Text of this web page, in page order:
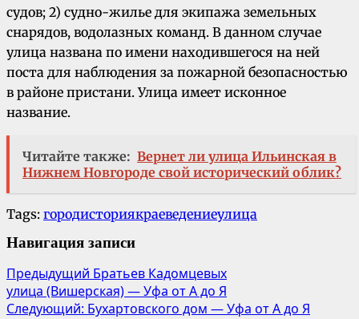
судов; 2) судно-жилье для экипажа земельных
снарядов, водолазных команд. В данном случае
улица названа по имени находившегося на ней
поста для наблюдения за пожарной безопасностью
в районе пристани. Улица имеет исконное
название.
Читайте также: Вернет ли улица Ильинская в
Нижнем Новгороде свой исторический облик?
Tags: городисториякраеведениеулица
Навигация записи
Предыдущий Братьев Кадомцевых
улица (Вишерская) — Уфа от А до Я
Следующий: Бухартовского дом — Уфа от А до Я